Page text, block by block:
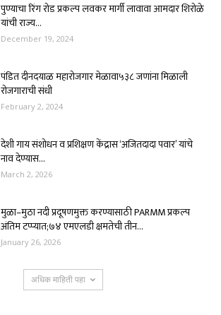
पुण्याचा रिंग रोड प्रकल्प लवकर मार्गी लावावा आमदार शिरोळे
यांची राज्य...
December 19, 2024
पंडित दीनदयाळ महारोजगार मेळावा५३८ जणांना मिळाली
रोजगाराची संधी
February 2, 2024
देशी गाय संशोधन व प्रशिक्षण केंद्रास ‘अजितदादा पवार’ यांचे
नाव देण्यास...
March 2, 2026
मुळा–मुठा नदी प्रदूषणमुक्त करण्यासाठी PARMM प्रकल्प
अंतिम टप्प्यात;७४ एमएलडी क्षमतेची तीन...
January 26, 2026
अधिक माहिती पहा